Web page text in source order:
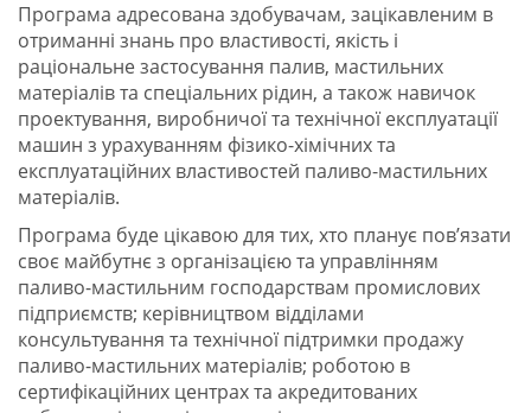
Програма адресована здобувачам, зацікавленим в
отриманні знань про властивості, якість і
раціональне застосування палив, мастильних
матеріалів та спеціальних рідин, а також навичок
проектування, виробничої та технічної експлуатації
машин з урахуванням фізико-хімічних та
експлуатаційних властивостей паливо-мастильних
матеріалів.
Програма буде цікавою для тих, хто планує пов’язати
своє майбутнє з організацією та управлінням
паливо-мастильним господарствам промислових
підприємств; керівництвом відділами
консультування та технічної підтримки продажу
паливо-мастильних матеріалів; роботою в
сертифікаційних центрах та акредитованих